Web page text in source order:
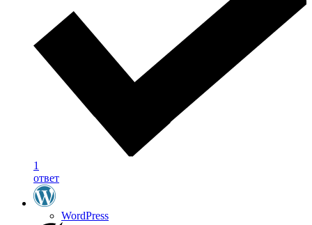
1
ответ
WordPress